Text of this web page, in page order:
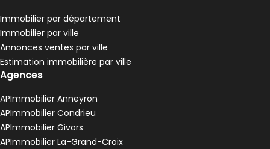
280 000 €
Maclas - 42520
Maison • 5 pièces • 116 m²
DPE :
,
Aller à l'image1
Aller à l'image2
Aller à l'image3
Aller à l'image4
Immobilier par département
Immobilier par ville
Annonces ventes par ville
Estimation immobilière par ville
Agences
APImmobilier Anneyron
APImmobilier Condrieu
APImmobilier Givors
APImmobilier La-Grand-Croix